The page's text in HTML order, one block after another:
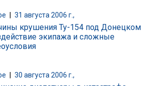
31 августа 2006 г.,
крушения Ту-154 под Донецком
экипажа и сложные
| 30 августа 2006 г.,